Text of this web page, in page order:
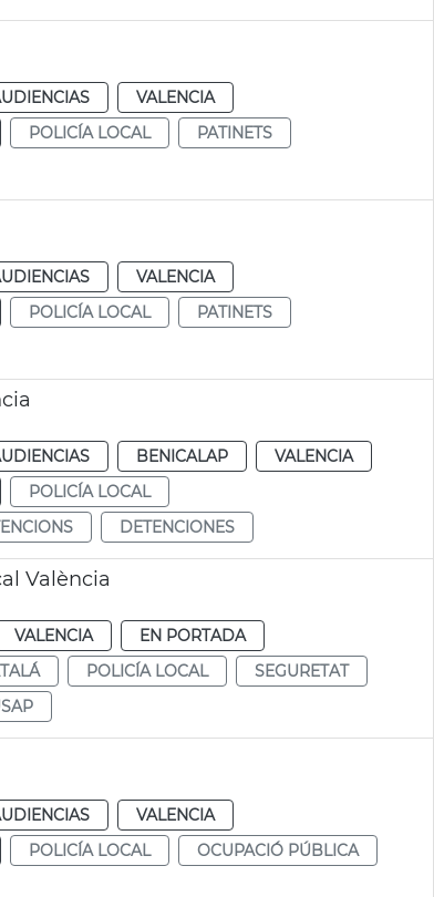
VALENCIA
POLICÍA LOCAL
PATINETS
VALENCIA
POLICÍA LOCAL
PATINETS
BENICALAP
VALENCIA
POLICÍA LOCAL
DETENCIONES
València
VALENCIA
EN PORTADA
POLICÍA LOCAL
SEGURETAT
VALENCIA
POLICÍA LOCAL
OCUPACIÓ PÚBLICA